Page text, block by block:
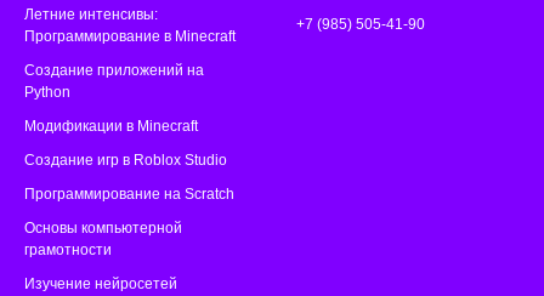
Летние интенсивы:
Программирование в Minecraft
Создание приложений на
Python
Модификации в Minecraft
Создание игр в Roblox Studio
Программирование на Scratch
Основы компьютерной
грамотности
Изучение нейросетей
+7 (985) 505-41-90